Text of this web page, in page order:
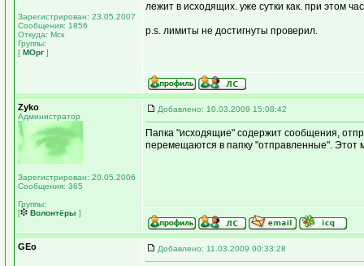
Зарегистрирован: 23.05.2007
Сообщения: 1856
Откуда: Мск
Группы:
[ МОрг ]
лежит в исходящих. уже сутки как. при этом
p.s. лимиты не достигнуты проверил.
Zyko
Администратор
Зарегистрирован: 20.05.2006
Сообщения: 365
Группы:
[
Волонтёры ]
Добавлено: 10.03.2009 15:08:42
Папка "исходящие" содержит сообщения,
перемещаются в папку "отправленные". Этот
GEo Добавлено: 11.03.2009 00:33:28